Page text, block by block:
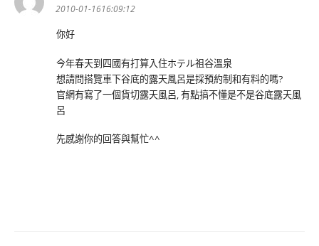
示:
2010-01-1616:09:12
你好
今年春天到四國有打算入住ホテル祖谷溫泉
想請問搭覽車下谷底的露天風呂是採預約制和有料的嗎?
官網有寫了一個貨切露天風呂, 有點搞不懂是不是谷底露天風
呂
先感謝你的回答與幫忙^^